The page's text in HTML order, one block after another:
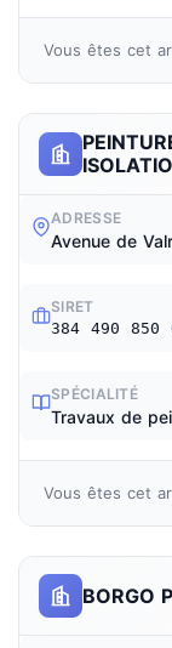
Vous êtes cet
ADRESSE
Avenue de
SIRET
384 490 850
SPÉCIALITÉ
Travaux de
Vous êtes cet
BORGO